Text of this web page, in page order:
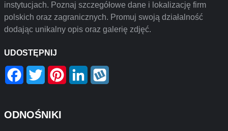
instytucjach. Poznaj szczegółowe dane i lokalizację firm
polskich oraz zagranicznych. Promuj swoją działalność
dodając unikalny opis oraz galerię zdjęć.
UDOSTĘPNIJ
Facebook
Twitter PinterestLinkedIn
ODNOŚNIKI